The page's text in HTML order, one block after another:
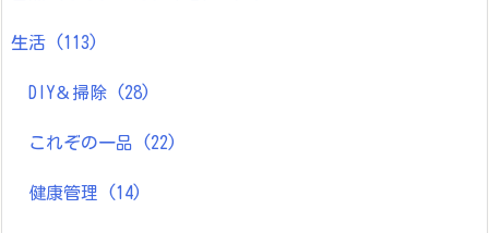
生活 (113)
DIY＆掃除 (28)
これぞの一品 (22)
健康管理 (14)